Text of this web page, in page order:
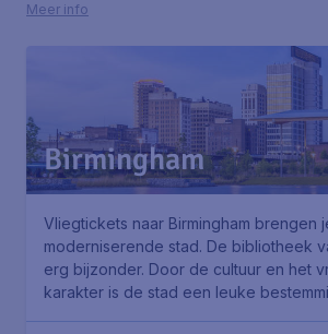
Meer info
Birmingham
Vliegtickets naar Birmingham brengen
moderniserende stad. De bibliotheek
erg bijzonder. Door de cultuur en het
karakter is de stad een leuke